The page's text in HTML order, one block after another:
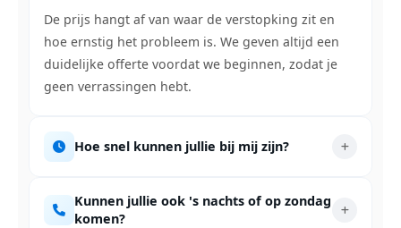
De prijs hangt af van waar de verstopking zit en
hoe ernstig het probleem is. We geven altijd een
duidelijke offerte voordat we beginnen, zodat je
geen verrassingen hebt.
Hoe snel kunnen jullie bij mij zijn?
Kunnen jullie ook 's nachts of op zondag
komen?